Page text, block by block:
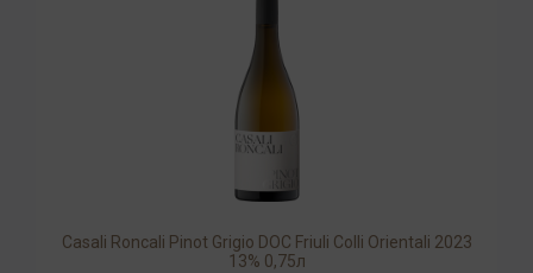
Casali Roncali Pinot Grigio DOC Friuli Colli Orientali 2023
13% 0,75л